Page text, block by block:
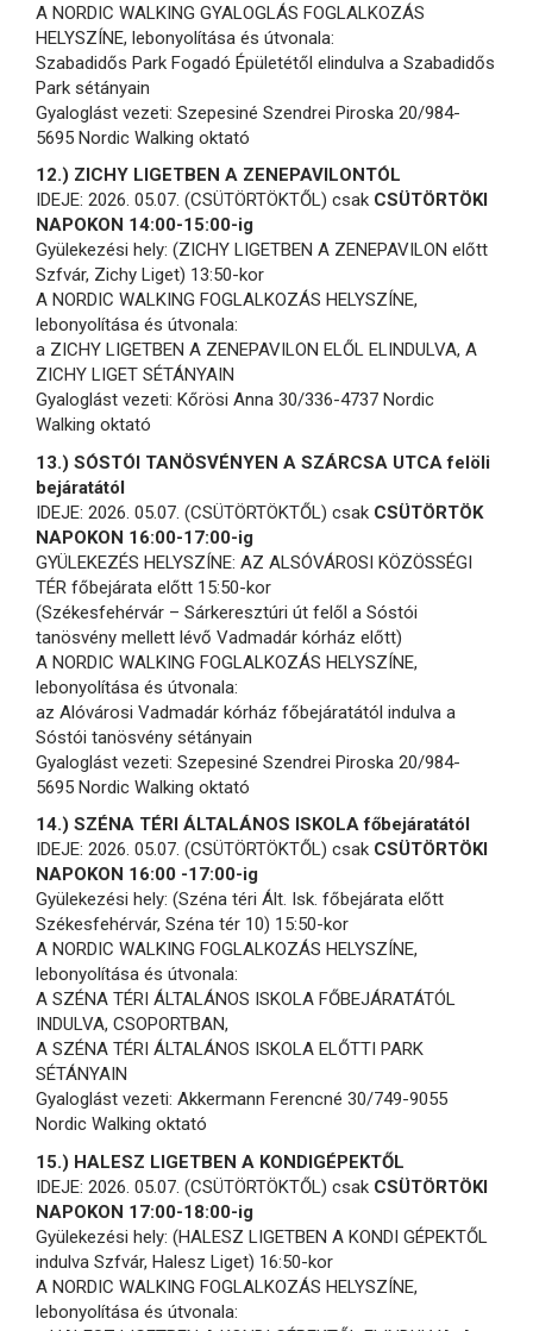
A NORDIC WALKING GYALOGLÁS FOGLALKOZÁS
HELYSZÍNE, lebonyolítása és útvonala:
Szabadidős Park Fogadó Épületétől elindulva a Szabadidős
Park sétányain
Gyaloglást vezeti: Szepesiné Szendrei Piroska 20/984-
5695 Nordic Walking oktató
12.) ZICHY LIGETBEN A ZENEPAVILONTÓL
IDEJE: 2026. 05.07. (CSÜTÖRTÖKTŐL) csak CSÜTÖRTÖKI
NAPOKON 14:00-15:00-ig
Gyülekezési hely: (ZICHY LIGETBEN A ZENEPAVILON előtt
Szfvár, Zichy Liget) 13:50-kor
A NORDIC WALKING FOGLALKOZÁS HELYSZÍNE,
lebonyolítása és útvonala:
a ZICHY LIGETBEN A ZENEPAVILON ELŐL ELINDULVA, A
ZICHY LIGET SÉTÁNYAIN
Gyaloglást vezeti: Kőrösi Anna 30/336-4737 Nordic
Walking oktató
13.) SÓSTÓI TANÖSVÉNYEN A SZÁRCSA UTCA felöli
bejáratától
IDEJE: 2026. 05.07. (CSÜTÖRTÖKTŐL) csak CSÜTÖRTÖK
NAPOKON 16:00-17:00-ig
GYÜLEKEZÉS HELYSZÍNE: AZ ALSÓVÁROSI KÖZÖSSÉGI
TÉR főbejárata előtt 15:50-kor
(Székesfehérvár – Sárkeresztúri út felől a Sóstói
tanösvény mellett lévő Vadmadár kórház előtt)
A NORDIC WALKING FOGLALKOZÁS HELYSZÍNE,
lebonyolítása és útvonala:
az Alóvárosi Vadmadár kórház főbejáratától indulva a
Sóstói tanösvény sétányain
Gyaloglást vezeti: Szepesiné Szendrei Piroska 20/984-
5695 Nordic Walking oktató
14.) SZÉNA TÉRI ÁLTALÁNOS ISKOLA főbejáratától
IDEJE: 2026. 05.07. (CSÜTÖRTÖKTŐL) csak CSÜTÖRTÖKI
NAPOKON 16:00 -17:00-ig
Gyülekezési hely: (Széna téri Ált. Isk. főbejárata előtt
Székesfehérvár, Széna tér 10) 15:50-kor
A NORDIC WALKING FOGLALKOZÁS HELYSZÍNE,
lebonyolítása és útvonala:
A SZÉNA TÉRI ÁLTALÁNOS ISKOLA FŐBEJÁRATÁTÓL
INDULVA, CSOPORTBAN,
A SZÉNA TÉRI ÁLTALÁNOS ISKOLA ELŐTTI PARK
SÉTÁNYAIN
Gyaloglást vezeti: Akkermann Ferencné 30/749-9055
Nordic Walking oktató
15.) HALESZ LIGETBEN A KONDIGÉPEKTŐL
IDEJE: 2026. 05.07. (CSÜTÖRTÖKTŐL) csak CSÜTÖRTÖKI
NAPOKON 17:00-18:00-ig
Gyülekezési hely: (HALESZ LIGETBEN A KONDI GÉPEKTŐL
indulva Szfvár, Halesz Liget) 16:50-kor
A NORDIC WALKING FOGLALKOZÁS HELYSZÍNE,
lebonyolítása és útvonala: